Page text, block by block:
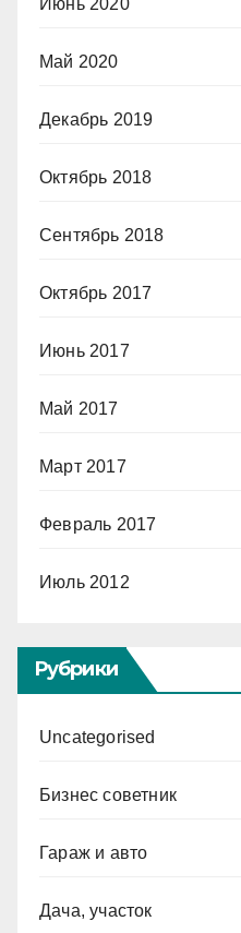
Май 2020
Декабрь 2019
Октябрь 2018
Сентябрь 2018
Октябрь 2017
Июнь 2017
Май 2017
Март 2017
Февраль 2017
Июль 2012
Рубрики
Uncategorised
Бизнес советник
Гараж и авто
Дача, участок